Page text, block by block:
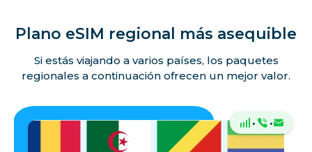
Plano eSIM regional más asequible
Si estás viajando a varios países, los paquetes
regionales a continuación ofrecen un mejor valor.
· ·